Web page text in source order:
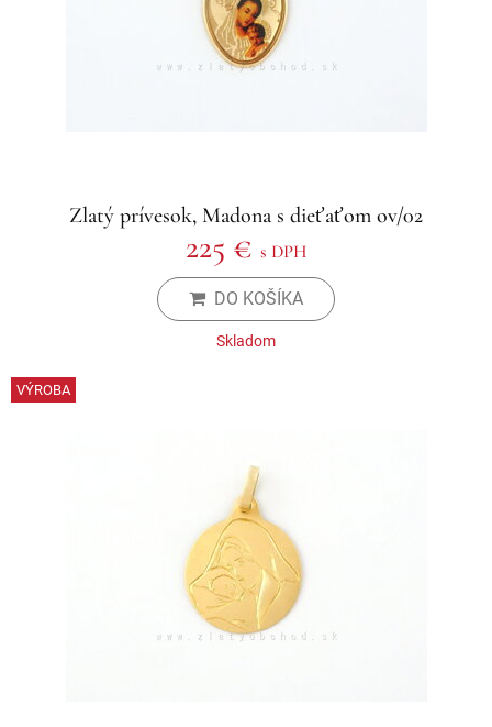
Zlatý prívesok, Madona s dieťaťom ov/02
225 € s DPH
DO KOŠÍKA
Skladom
VÝROBA